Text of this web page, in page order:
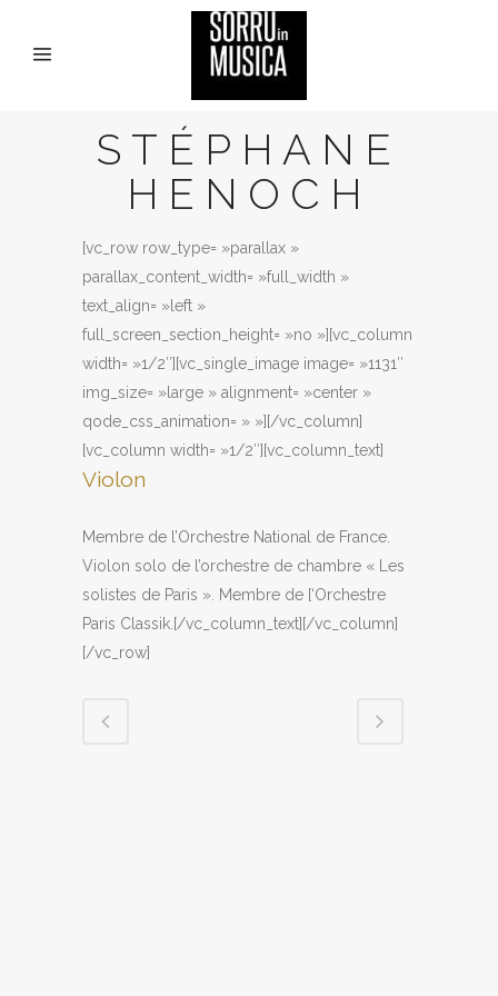
STÉPHANE
HENOCH
[vc_row row_type= »parallax »
parallax_content_width= »full_width »
text_align= »left »
full_screen_section_height= »no »][vc_column
width= »1/2″][vc_single_image image= »1131″
img_size= »large » alignment= »center »
qode_css_animation= » »][/vc_column]
[vc_column width= »1/2″][vc_column_text]
Violon
Membre de l’Orchestre National de France.
Violon solo de l’orchestre de chambre « Les
solistes de Paris ». Membre de [‘Orchestre
Paris Classik.[/vc_column_text][/vc_column]
[/vc_row]